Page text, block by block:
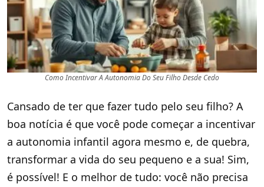
Como Incentivar A Autonomia Do Seu Filho Desde Cedo
Cansado de ter que fazer tudo pelo seu filho? A
boa notícia é que você pode começar a incentivar
a autonomia infantil agora mesmo e, de quebra,
transformar a vida do seu pequeno e a sua! Sim,
é possível! E o melhor de tudo: você não precisa